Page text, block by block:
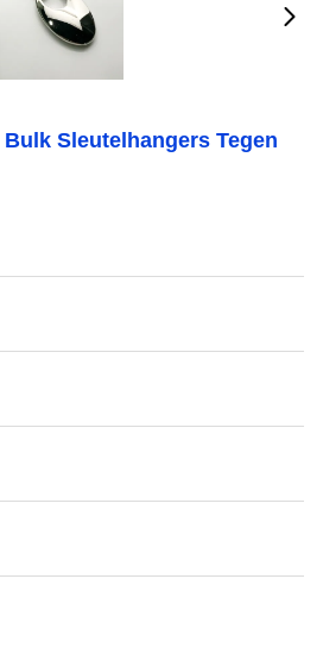
Sleutelhangers Tegen